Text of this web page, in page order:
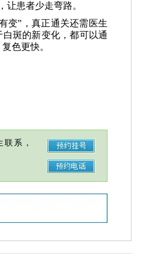
患者少走弯路。
变”，真正通关还需医生
斑的新变化，都可以通
色更快。
系，